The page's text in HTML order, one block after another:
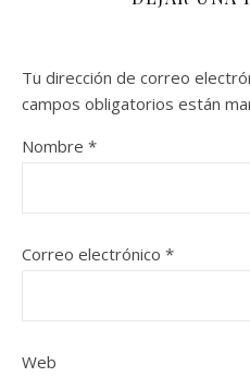
Tu dirección de correo
campos obligatorios están
Nombre *
Correo electrónico *
Web